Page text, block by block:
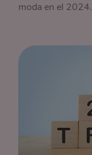
moda en el 2024.